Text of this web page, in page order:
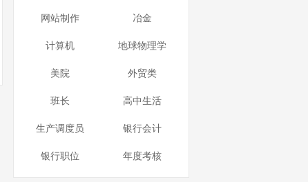
网站制作 冶金
计算机 地球物理学
美院 外贸类
班长 高中生活
生产调度员 银行会计
银行职位 年度考核